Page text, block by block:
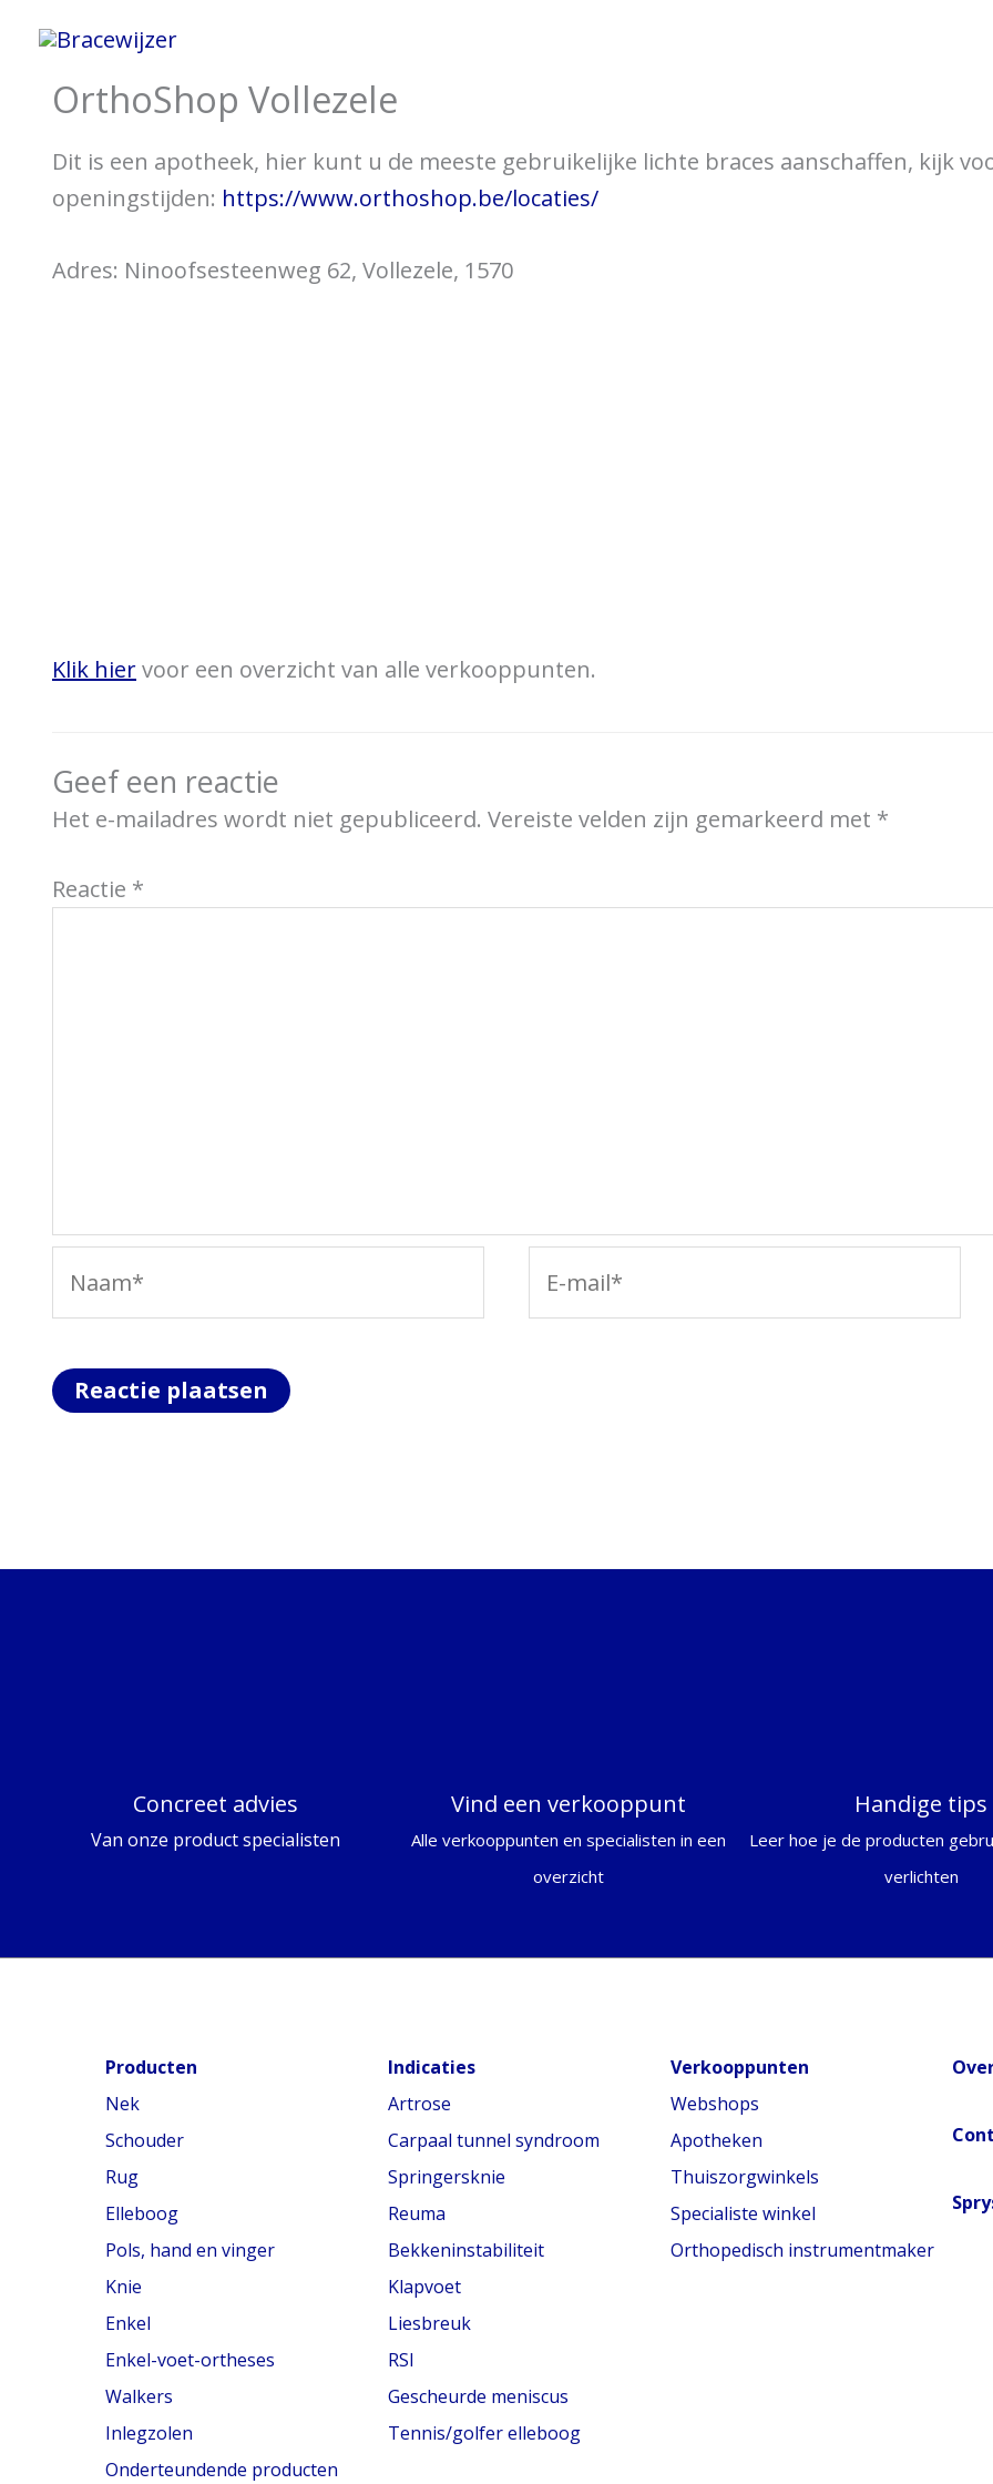
naar
OrthoShop Vollezele
Dit is een apotheek, hier kunt u de meeste gebruikelijke lichte braces aanschaffen, kijk
openingstijden: https://www.orthoshop.be/locaties/
Adres: Ninoofsesteenweg 62, Vollezele, 1570
Klik hiervoor een overzicht van alle verkooppunten.
Geef een reactie
Het e-mailadres wordt niet gepubliceerd. Vereiste velden zijn gemarkeerd met *
Reactie *
mail*
Concreet advies
Van onze product specialisten
Vind een verkooppunt
Alle verkooppunten en specialisten in een
overzicht
Handige tips
Leer hoe je de producten
verlichten
Producten
Nek
Schouder
Rug
Elleboog
Pols, hand en vinger
Knie
Enkel
Enkel-voet-ortheses
Walkers
Inlegzolen
Onderteundende producten
Indicaties
Artrose
Carpaal tunnel syndroom
Springersknie
Reuma
Bekkeninstabiliteit
Klapvoet
Liesbreuk
RSI
Gescheurde meniscus
Tennis/golfer elleboog
Verkooppunten
Webshops
Apotheken
Thuiszorgwinkels
Specialiste winkel
Orthopedisch instrumentmaker